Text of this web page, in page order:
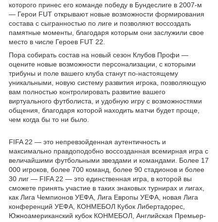
которого принес его команде победу в Бундеслиге в 2007-м
— Герои FUT открывают новые возможности формирования
состава с сыгранностью по лиге и позволяют воссоздать
памятные моменты, благодаря которым они заслужили свое
место в числе Героев FUT 22.
Пора собирать состав на новый сезон Клубов Профи —
оцените новые возможности персонализации, с которыми
трибуны и поле вашего клуба станут по-настоящему
уникальными, новую систему развития игрока, позволяющую
вам полностью контролировать развитие вашего
виртуального футболиста, и удобную игру с возможностями
общения, благодаря которой находить матчи будет проще,
чем когда бы то ни было.
FIFA 22 — это непревзойденная аутентичность и
максимально правдоподобно воссозданная всемирная игра с
величайшими футбольными звездами и командами. Более 17
000 игроков, более 700 команд, более 90 стадионов и более
30 лиг — FIFA 22 — это единственная игра, в которой вы
сможете принять участие в таких знаковых турнирах и лигах,
как Лига Чемпионов УЕФА, Лига Европы УЕФА, новая Лига
конференций УЕФА, КОНМЕБОЛ Кубок Либертадорес,
Южноамериканский кубок КОНМЕБОЛ, Английская Премьер-